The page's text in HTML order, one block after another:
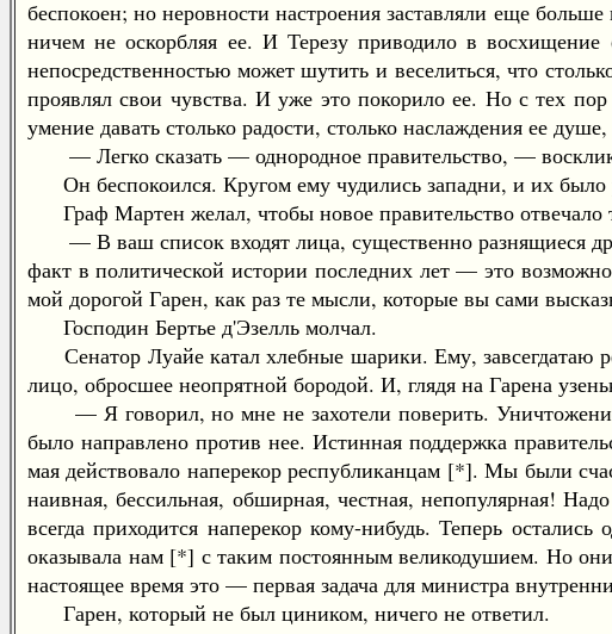
беспокоен; но неровности настроения заставляли еще
ничем не оскорбляя ее. И Терезу приводило в
непосредственностью может шутить и веселиться, что
проявлял свои чувства. И уже это покорило ее. Но с тех
умение давать столько радости, столько наслаждения ее
— Легко сказать — однородное правительство, —
Он беспокоился. Кругом ему чудились западни, и их было
Граф Мартен желал, чтобы новое правительство отвечало
— В ваш список входят лица, существенно разнящиеся
факт в политической истории последних лет — это
мой дорогой Гарен, как раз те мысли, которые вы сами
Господин Бертье д'Эзелль молчал.
Сенатор Луайе катал хлебные шарики. Ему, завсегдатаю
лицо, обросшее неопрятной бородой. И, глядя на Гарена
— Я говорил, но мне не захотели поверить. Уничтожение
было направлено против нее. Истинная поддержка
мая действовало наперекор республиканцам [*]. Мы были
наивная, бессильная, обширная, честная, непопулярная!
всегда приходится наперекор кому-нибудь. Теперь
оказывала нам [*] с таким постоянным великодушием. Но
настоящее время это — первая задача для министра
Гарен, который не был циником, ничего не ответил.